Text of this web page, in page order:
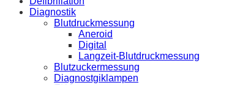
Diagnostik
Blutdruckmessung
Aneroid
Digital
Langzeit-Blutdruckmessung
Blutzuckermessung
Diagnostgiklampen